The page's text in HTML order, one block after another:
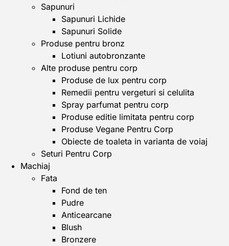
Sapunuri
Sapunuri Lichide
Sapunuri Solide
Produse pentru bronz
Lotiuni autobronzante
Alte produse pentru corp
Produse de lux pentru corp
Remedii pentru vergeturi si celulita
Spray parfumat pentru corp
Produse editie limitata pentru corp
Produse Vegane Pentru Corp
Obiecte de toaleta in varianta de voiaj
Seturi Pentru Corp
Machiaj
Fata
Fond de ten
Pudre
Anticearcane
Blush
Bronzere